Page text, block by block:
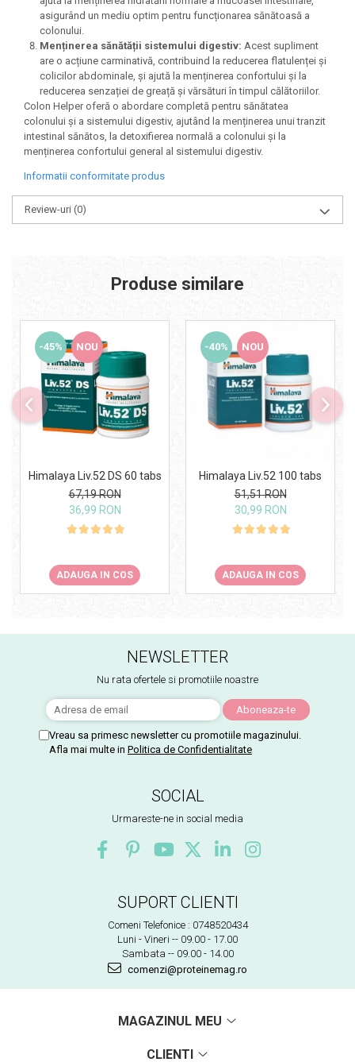
asigurând un mediu optim pentru funcționarea sănătoasă a
colonului.
Menținerea sănătății sistemului digestiv: Acest supliment
are o acțiune carminativă, contribuind la reducerea flatulenței și
colicilor abdominale, și ajută la menținerea confortului și la
reducerea senzației de greață și vărsături în timpul călătoriilor.
Colon Helper oferă o abordare completă pentru sănătatea
colonului și a sistemului digestiv, ajutând la menținerea unui tranzit
intestinal sănătos, la detoxifierea normală a colonului și la
menținerea confortului general al sistemului digestiv.
Informatii conformitate produs
Review-uri (0)
Produse similare
-45% NOU
Himalaya Liv.52 DS 60 tabs
67,19 RON
36,99 RON
ADAUGA IN COS
-40% NOU
Himalaya Liv.52 100 tabs
51,51 RON
30,99 RON
ADAUGA IN COS
NEWSLETTER
Nu rata ofertele si promotiile noastre
Vreau sa primesc newsletter cu promotiile magazinului.
Afla mai multe in Politica de Confidentialitate
SOCIAL
Urmareste-ne in social media
SUPORT CLIENTI
Comeni Telefonice : 0748520434
Luni - Vineri -- 09.00 - 17.00
Sambata -- 09.00 - 14.00
comenzi@proteinemag.ro
MAGAZINUL MEU
CLIENTI